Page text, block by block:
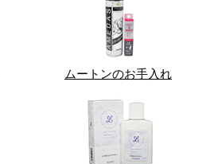
ムートンのお手入れ